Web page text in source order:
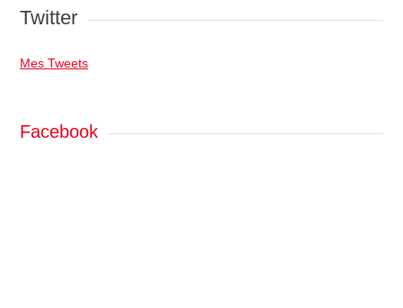
Twitter
Mes Tweets
Facebook